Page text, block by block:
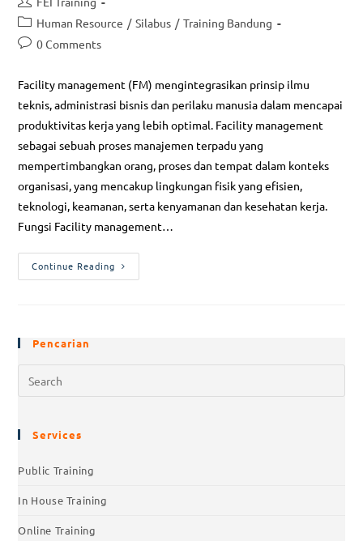
Human Resource / Silabus / Training Bandung
0 Comments
Facility management (FM) mengintegrasikan prinsip ilmu
teknis, administrasi bisnis dan perilaku manusia dalam mencapai
produktivitas kerja yang lebih optimal. Facility management
sebagai sebuah proses manajemen terpadu yang
mempertimbangkan orang, proses dan tempat dalam konteks
organisasi, yang mencakup lingkungan fisik yang efisien,
teknologi, keamanan, serta kenyamanan dan kesehatan kerja.
Fungsi Facility management…
Continue Reading
Pencarian
Services
Public Training
In House Training
Online Training